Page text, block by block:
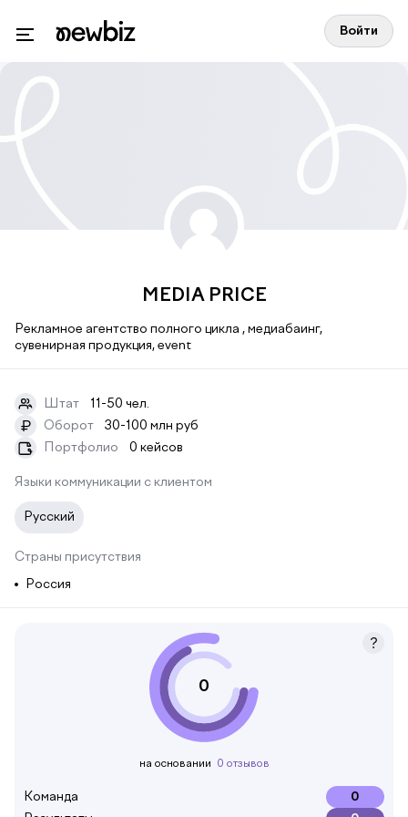
Войти
MEDIA PRICE
Рекламное агентство полного цикла , медиабаинг,
сувенирная продукция, event
Штат 11-50 чел.
₽ Оборот
30-100 млн руб
Портфолио
0 кейсов
Языки коммуникации с клиентом
Русский
Страны присутствия
Россия
0
на основании 0 отзывов
Команда
0